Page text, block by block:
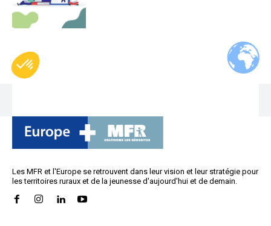
Les MFR et l'Europe se retrouvent dans leur vision et leur stratégie pour
les territoires ruraux et de la jeunesse d'aujourd'hui et de demain.